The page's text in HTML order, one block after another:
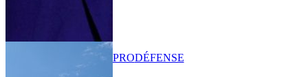
PRODÉFENSE